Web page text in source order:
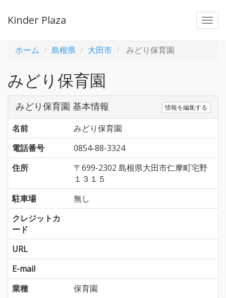
Kinder Plaza
ホーム 島根県 大田市 みどり保育園
みどり保育園
みどり保育園 基本情報 情報を編集する
名前
みどり保育園
電話番号
0854-88-3324
住所
〒699-2302 島根県大田市仁摩町宅野
１３１５
駐車場
無し
クレジットカ
ード
URL
E-mail
業種
保育園